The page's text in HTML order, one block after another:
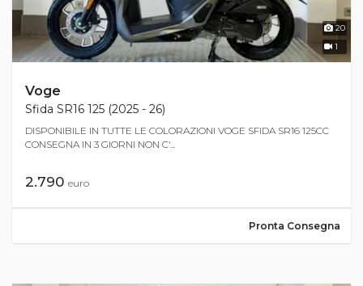
20
1
Voge
Sfida SR16 125 (2025 - 26)
DISPONIBILE IN TUTTE LE COLORAZIONI VOGE SFIDA SR16 125CC
CONSEGNA IN 3 GIORNI NON C'...
2.790 euro
Pronta Consegna